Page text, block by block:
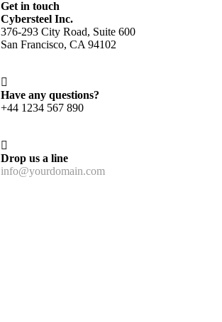
Get in touch
Cybersteel Inc.
376-293 City Road, Suite 600
San Francisco, CA 94102
Have any questions?
+44 1234 567 890
Drop us a line
info@yourdomain.com